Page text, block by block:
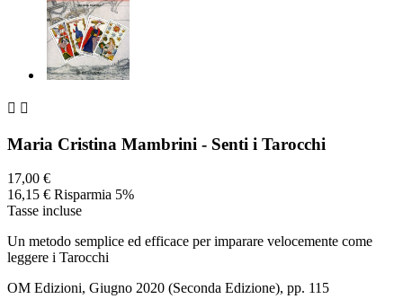
 
Maria Cristina Mambrini - Senti i Tarocchi
17,00 €
16,15 € Risparmia 5%
Tasse incluse
Un metodo semplice ed efficace per imparare velocemente come
leggere i Tarocchi
OM Edizioni, Giugno 2020 (Seconda Edizione), pp. 115